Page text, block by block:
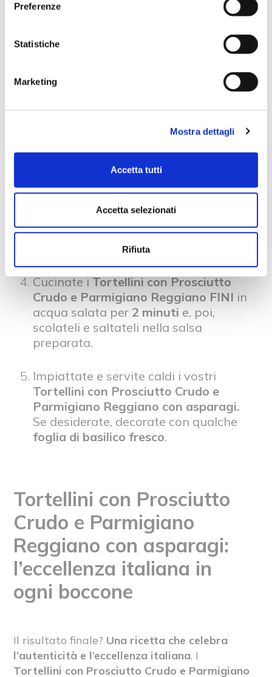
Preferenze
Statistiche
Marketing
Mostra dettagli
Accetta tutti
Accetta selezionati
Rifiuta
passo dopo passo per un
piatto perfetto
Lavate, pulite e tagliate gli asparagia
Saltateli a fuoco vivace con l’olio evo
per qualche minuto e conditeli con un
pò disaleepepe nero.
Abbassate il fuoco, aggiungete la
pannae ilParmigiano Reggianoe
fate sobbollire per3-4 minuti
Cucinate i Tortellini con Prosciutto
Crudo e Parmigiano Reggiano FINI in
acqua salata per 2 minuti e, poi,
scolateli e saltateli nella salsa
preparata.
Impiattate e servite caldi i vostri
Tortellini con Prosciutto Crudo e
Parmigiano Reggiano con asparagi.
Se desiderate, decorate con qualche
foglia di basilico fresco.
Tortellini con Prosciutto
Crudo e Parmigiano
Reggiano con asparagi:
l’eccellenza italiana in
ogni boccone
Il risultato finale? Una ricetta che celebra
l’autenticità e l’eccellenza italiana. I
Tortellini con Prosciutto Crudo e Parmigiano